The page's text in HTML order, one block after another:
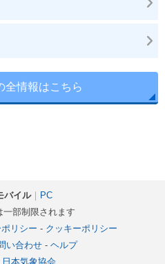
全情報はこちら
バイル｜
PC
部制限されます
リシー - クッキーポリシー
い合わせ- ヘルプ
日本気象協会